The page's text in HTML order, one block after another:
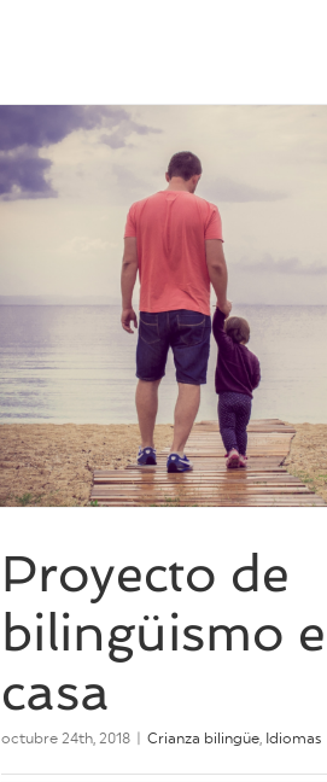
Proyecto de
bilingüismo
casa
octubre 24th, 2018 Crianza bilingüe Idiomas